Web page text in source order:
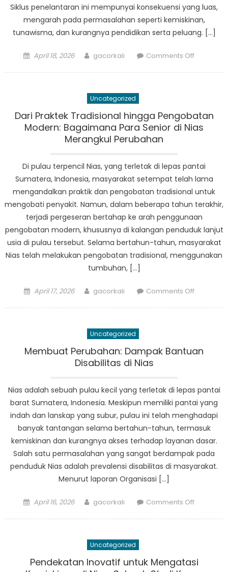
Siklus penelantaran ini mempunyai konsekuensi yang luas,
mengarah pada permasalahan seperti kemiskinan,
tunawisma, dan kurangnya pendidikan serta peluang. […]
Posted
April 18, 2026 Author
gacorkali Comments Offon
Anak
Uncategorized
Dari Praktek Tradisional hingga Pengobatan
Modern: Bagaimana Para Senior di Nias
Merangkul Perubahan
Di pulau terpencil Nias, yang terletak di lepas pantai
Sumatera, Indonesia, masyarakat setempat telah lama
mengandalkan praktik dan pengobatan tradisional untuk
mengobati penyakit. Namun, dalam beberapa tahun terakhir,
terjadi pergeseran bertahap ke arah penggunaan
pengobatan modern, khususnya di kalangan penduduk lanjut
usia di pulau tersebut. Selama bertahun-tahun, masyarakat
Nias telah melakukan pengobatan tradisional, menggunakan
tumbuhan, […]
Posted
April 17, 2026 Author
gacorkali Comments Offon
Senior
di
Nias
Uncategorized
Membuat Perubahan: Dampak Bantuan
Disabilitas di Nias
Nias adalah sebuah pulau kecil yang terletak di lepas pantai
barat Sumatera, Indonesia. Meskipun memiliki pantai yang
indah dan lanskap yang subur, pulau ini telah menghadapi
banyak tantangan selama bertahun-tahun, termasuk
kemiskinan dan kurangnya akses terhadap layanan dasar.
Salah satu permasalahan yang sangat berdampak pada
penduduk Nias adalah prevalensi disabilitas di masyarakat.
Menurut laporan Organisasi […]
Posted
April 16, 2026 Author
gacorkali Comments Offon
Disabilitas
Uncategorized
Pendekatan Inovatif untuk Mengatasi